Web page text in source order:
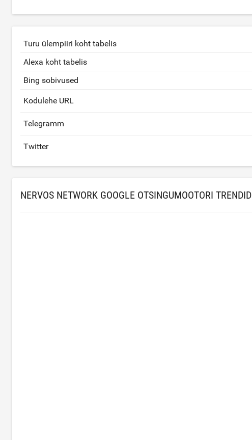
Turu ülempiiri koht tabelis
Alexa koht tabelis
Bing sobivused
Kodulehe URL
Telegramm
Twitter
NERVOS NETWORK GOOGLE OTSINGUMOOTORI TRENDID